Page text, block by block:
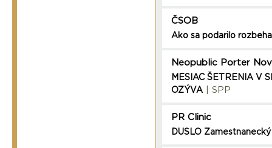
ČSOB
Ako sa podarilo
Neopublic Porter
MESIAC ŠETRENIA V
OZÝVA | SPP
PR Clinic
DUSLO